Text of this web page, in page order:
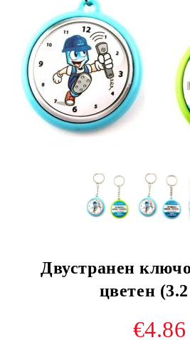
Двустранен
цветен
€4.86